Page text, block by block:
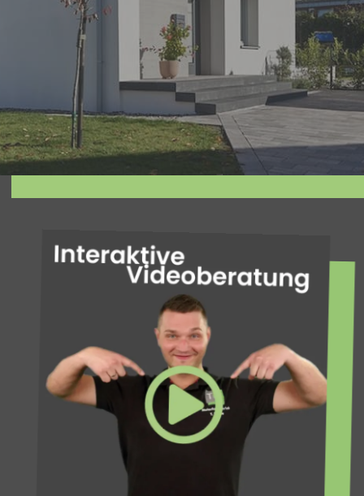
und verleihen Sie Ihrem Gebäude neuen Glanz!
mehr erfahren